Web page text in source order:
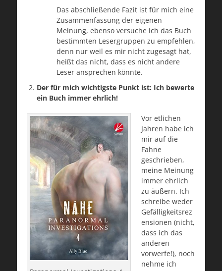
Das abschließende Fazit ist für mich eine
Zusammenfassung der eigenen
Meinung, ebenso versuche ich das Buch
bestimmten Lesergruppen zu empfehlen,
denn nur weil es mir nicht zugesagt hat,
heißt das nicht, dass es nicht andere
Leser ansprechen könnte.
Der für mich wichtigste Punkt ist: Ich bewerte
ein Buch immer ehrlich!
Vor etlichen
Jahren habe ich
mir auf die
Fahne
geschrieben,
meine Meinung
immer ehrlich
zu äußern. Ich
schreibe weder
Gefälligkeitsrez
ensionen (nicht,
dass ich das
anderen
vorwerfe!), noch
nehme ich